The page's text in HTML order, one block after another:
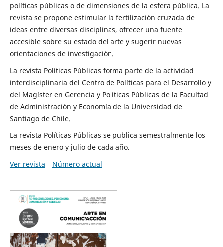
políticas públicas o de dimensiones de la esfera pública. La
revista se propone estimular la fertilización cruzada de
ideas entre diversas disciplinas, ofrecer una fuente
accesible sobre su estado del arte y sugerir nuevas
orientaciones de investigación.
La revista Políticas Públicas forma parte de la actividad
interdisciplinaria del Centro de Políticas para el Desarrollo y
del Magíster en Gerencia y Políticas Públicas de la Facultad
de Administración y Economía de la Universidad de
Santiago de Chile.
La revista Políticas Públicas se publica semestralmente los
meses de enero y julio de cada año.
Ver revista
Número actual